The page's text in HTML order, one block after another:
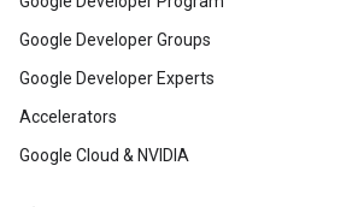
Google Developer Groups
Google Developer Experts
Accelerators
Google Cloud & NVIDIA